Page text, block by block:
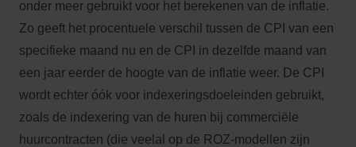
onder meer gebruikt voor het berekenen van de inflatie.
Zo geeft het procentuele verschil tussen de CPI van een
specifieke maand nu en de CPI in dezelfde maand van
een jaar eerder de hoogte van de inflatie weer. De CPI
wordt echter óók voor indexeringsdoeleinden gebruikt,
zoals de indexering van de huren bij commerciële
huurcontracten (die veelal op de ROZ-modellen zijn